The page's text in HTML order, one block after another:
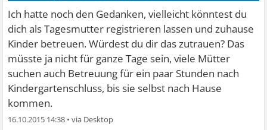
Ich hatte noch den Gedanken, vielleicht könntest du
dich als Tagesmutter registrieren lassen und zuhause
Kinder betreuen. Würdest du dir das zutrauen? Das
müsste ja nicht für ganze Tage sein, viele Mütter
suchen auch Betreuung für ein paar Stunden nach
Kindergartenschluss, bis sie selbst nach Hause
kommen.
16.10.2015 14:38 •